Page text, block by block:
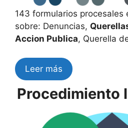
143 formularios procesales
sobre: Denuncias,
Accion Publica, Querella
Leer más
Procedimiento